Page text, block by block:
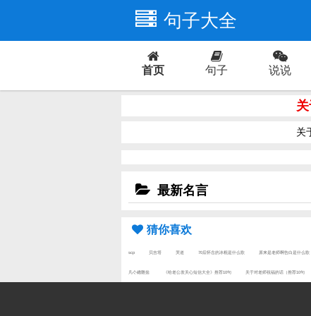
句子大全
首页 句子 说说
关
最新名言
猜你喜欢
scp 贝吉塔 哭道 70后怀念的冰棍是什么歌 原来是老师啊告白是什么歌
凡亽總難捨 《给老公发关心短信大全》推荐10句 关于对老师祝福的话（推荐10句